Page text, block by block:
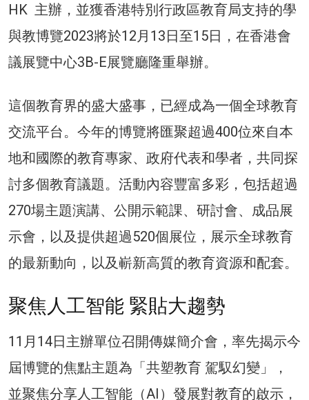
HK 主辦，並獲香港特別行政區教育局支持的學
與教博覽2023將於12月13日至15日，在香港會
議展覽中心3B-E展覽廳隆重舉辦。
這個教育界的盛大盛事，已經成為一個全球教育
交流平台。今年的博覽將匯聚超過400位來自本
地和國際的教育專家、政府代表和學者，共同探
討多個教育議題。活動內容豐富多彩，包括超過
270場主題演講、公開示範課、研討會、成品展
示會，以及提供超過520個展位，展示全球教育
的最新動向，以及嶄新高質的教育資源和配套。
聚焦人工智能 緊貼大趨勢
11月14日主辦單位召開傳媒簡介會，率先揭示今
屆博覽的焦點主題為「共塑教育 駕馭幻變」，
並聚焦分享人工智能（AI）發展對教育的啟示，